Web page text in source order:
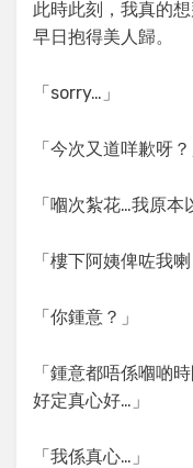
此時此刻，我真的
早日抱得美人歸。
「sorry…」
「今次又道咩歉呀？
「嗰次紮花…我原本
「樓下阿姨俾咗我
「你鍾意？」
「鍾意都唔係嗰啲
好定真心好…」
「我係真心…」